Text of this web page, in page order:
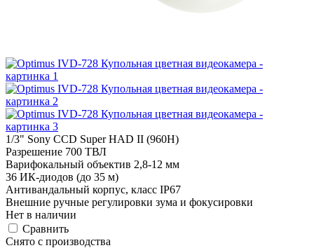
1/3" Sony CCD Super HAD II (960H)
Разрешение 700 ТВЛ
Варифокальный объектив 2,8-12 мм
36 ИК-диодов (до 35 м)
Антивандальный корпус, класс IP67
Внешние ручные регулировки зума и фокусировки
Нет в наличии
Cравнить
Снято с производства